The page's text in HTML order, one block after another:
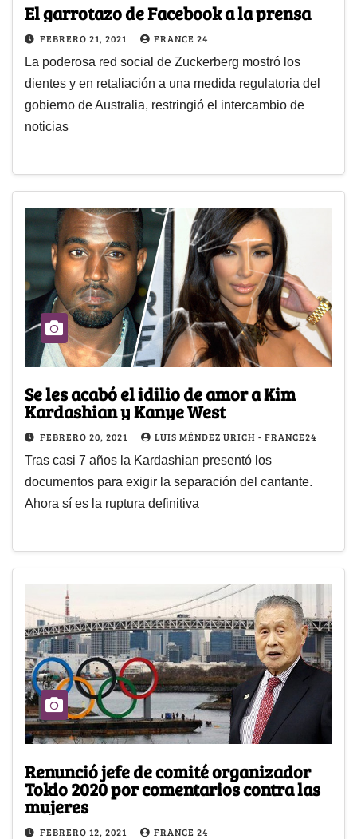
El garrotazo de Facebook a la prensa
FEBRERO 21, 2021 FRANCE 24
La poderosa red social de Zuckerberg mostró los
dientes y en retaliación a una medida regulatoria del
gobierno de Australia, restringió el intercambio de
noticias
Se les acabó el idilio de amor a Kim
Kardashian y Kanye West
FEBRERO 20, 2021 LUIS MÉNDEZ URICH - FRANCE24
Tras casi 7 años la Kardashian presentó los
documentos para exigir la separación del cantante.
Ahora sí es la ruptura definitiva
Renunció jefe de comité organizador
Tokio 2020 por comentarios contra las
mujeres
FEBRERO 12, 2021 FRANCE 24